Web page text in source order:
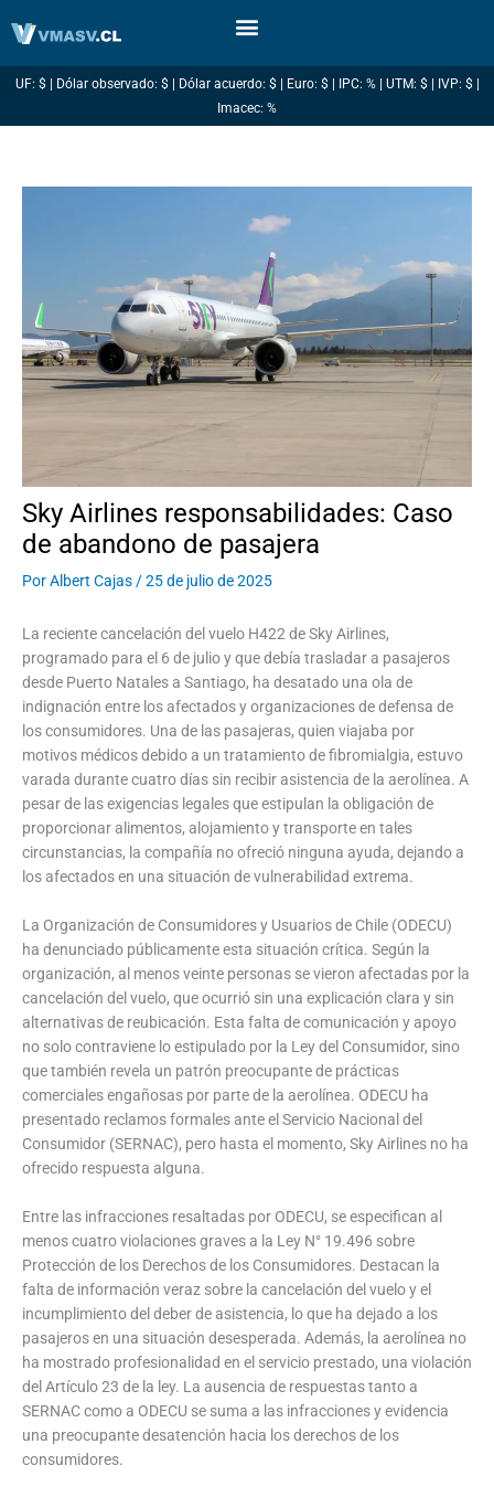
UF: $ | Dólar observado: $ | Dólar acuerdo: $ | Euro: $ | IPC: % | UTM: $ | IVP: $ |
Imacec: %
Sky Airlines responsabilidades: Caso
de abandono de pasajera
PorAlbert Cajas /25 de julio de 2025
La reciente cancelación del vuelo H422 de Sky Airlines,
programado para el 6 de julio y que debía trasladar a pasajeros
desde Puerto Natales a Santiago, ha desatado una ola de
indignación entre los afectados y organizaciones de defensa de
los consumidores. Una de las pasajeras, quien viajaba por
motivos médicos debido a un tratamiento de fibromialgia, estuvo
varada durante cuatro días sin recibir asistencia de la aerolínea. A
pesar de las exigencias legales que estipulan la obligación de
proporcionar alimentos, alojamiento y transporte en tales
circunstancias, la compañía no ofreció ninguna ayuda, dejando a
los afectados en una situación de vulnerabilidad extrema.
La Organización de Consumidores y Usuarios de Chile (ODECU)
ha denunciado públicamente esta situación crítica. Según la
organización, al menos veinte personas se vieron afectadas por la
cancelación del vuelo, que ocurrió sin una explicación clara y sin
alternativas de reubicación. Esta falta de comunicación y apoyo
no solo contraviene lo estipulado por la Ley del Consumidor, sino
que también revela un patrón preocupante de prácticas
comerciales engañosas por parte de la aerolínea. ODECU ha
presentado reclamos formales ante el Servicio Nacional del
Consumidor (SERNAC), pero hasta el momento, Sky Airlines no ha
ofrecido respuesta alguna.
Entre las infracciones resaltadas por ODECU, se especifican al
menos cuatro violaciones graves a la Ley N° 19.496 sobre
Protección de los Derechos de los Consumidores. Destacan la
falta de información veraz sobre la cancelación del vuelo y el
incumplimiento del deber de asistencia, lo que ha dejado a los
pasajeros en una situación desesperada. Además, la aerolínea no
ha mostrado profesionalidad en el servicio prestado, una violación
del Artículo 23 de la ley. La ausencia de respuestas tanto a
SERNAC como a ODECU se suma a las infracciones y evidencia
una preocupante desatención hacia los derechos de los
consumidores.